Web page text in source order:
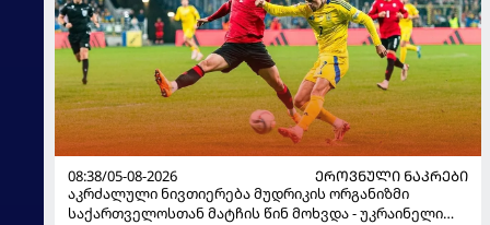
08:38/05-08-2026
ᲔᲠᲝᲕᲜᲣᲚᲘ ᲜᲐᲙᲠᲔᲑᲘ
აკრძალული ნივთიერება მუდრიკის ორგანიზმი
საქართველოსთან მატჩის წინ მოხვდა - უკრაინელი